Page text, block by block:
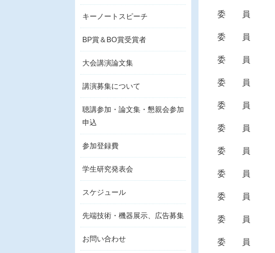
委 員
委 員
委 員
委 員
委 員
委 員
委 員
委 員
委 員
委 員
委 員
キーノートスピーチ
BP賞＆BO賞受賞者
大会講演論文集
講演募集について
聴講参加・論文集・懇親会参加
申込
参加登録費
学生研究発表会
スケジュール
先端技術・機器展示、広告募集
お問い合わせ